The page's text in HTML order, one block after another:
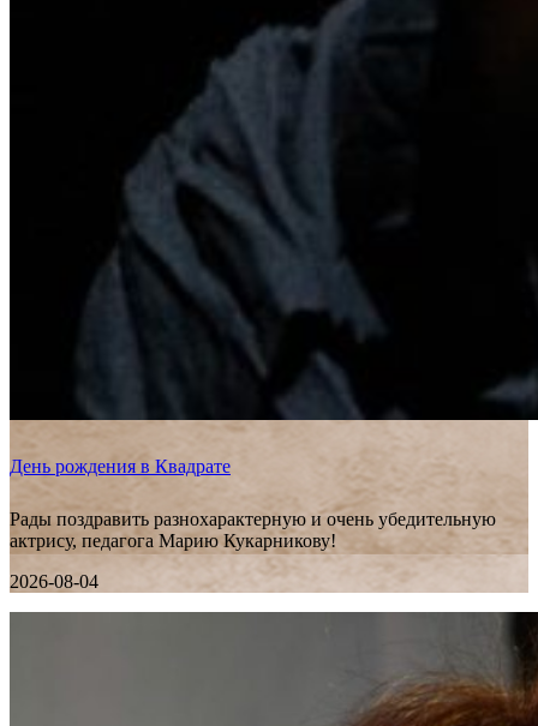
День рождения в Квадрате
Рады поздравить разнохарактерную и очень убедительную
актрису, педагога Марию Кукарникову!
2026-08-04